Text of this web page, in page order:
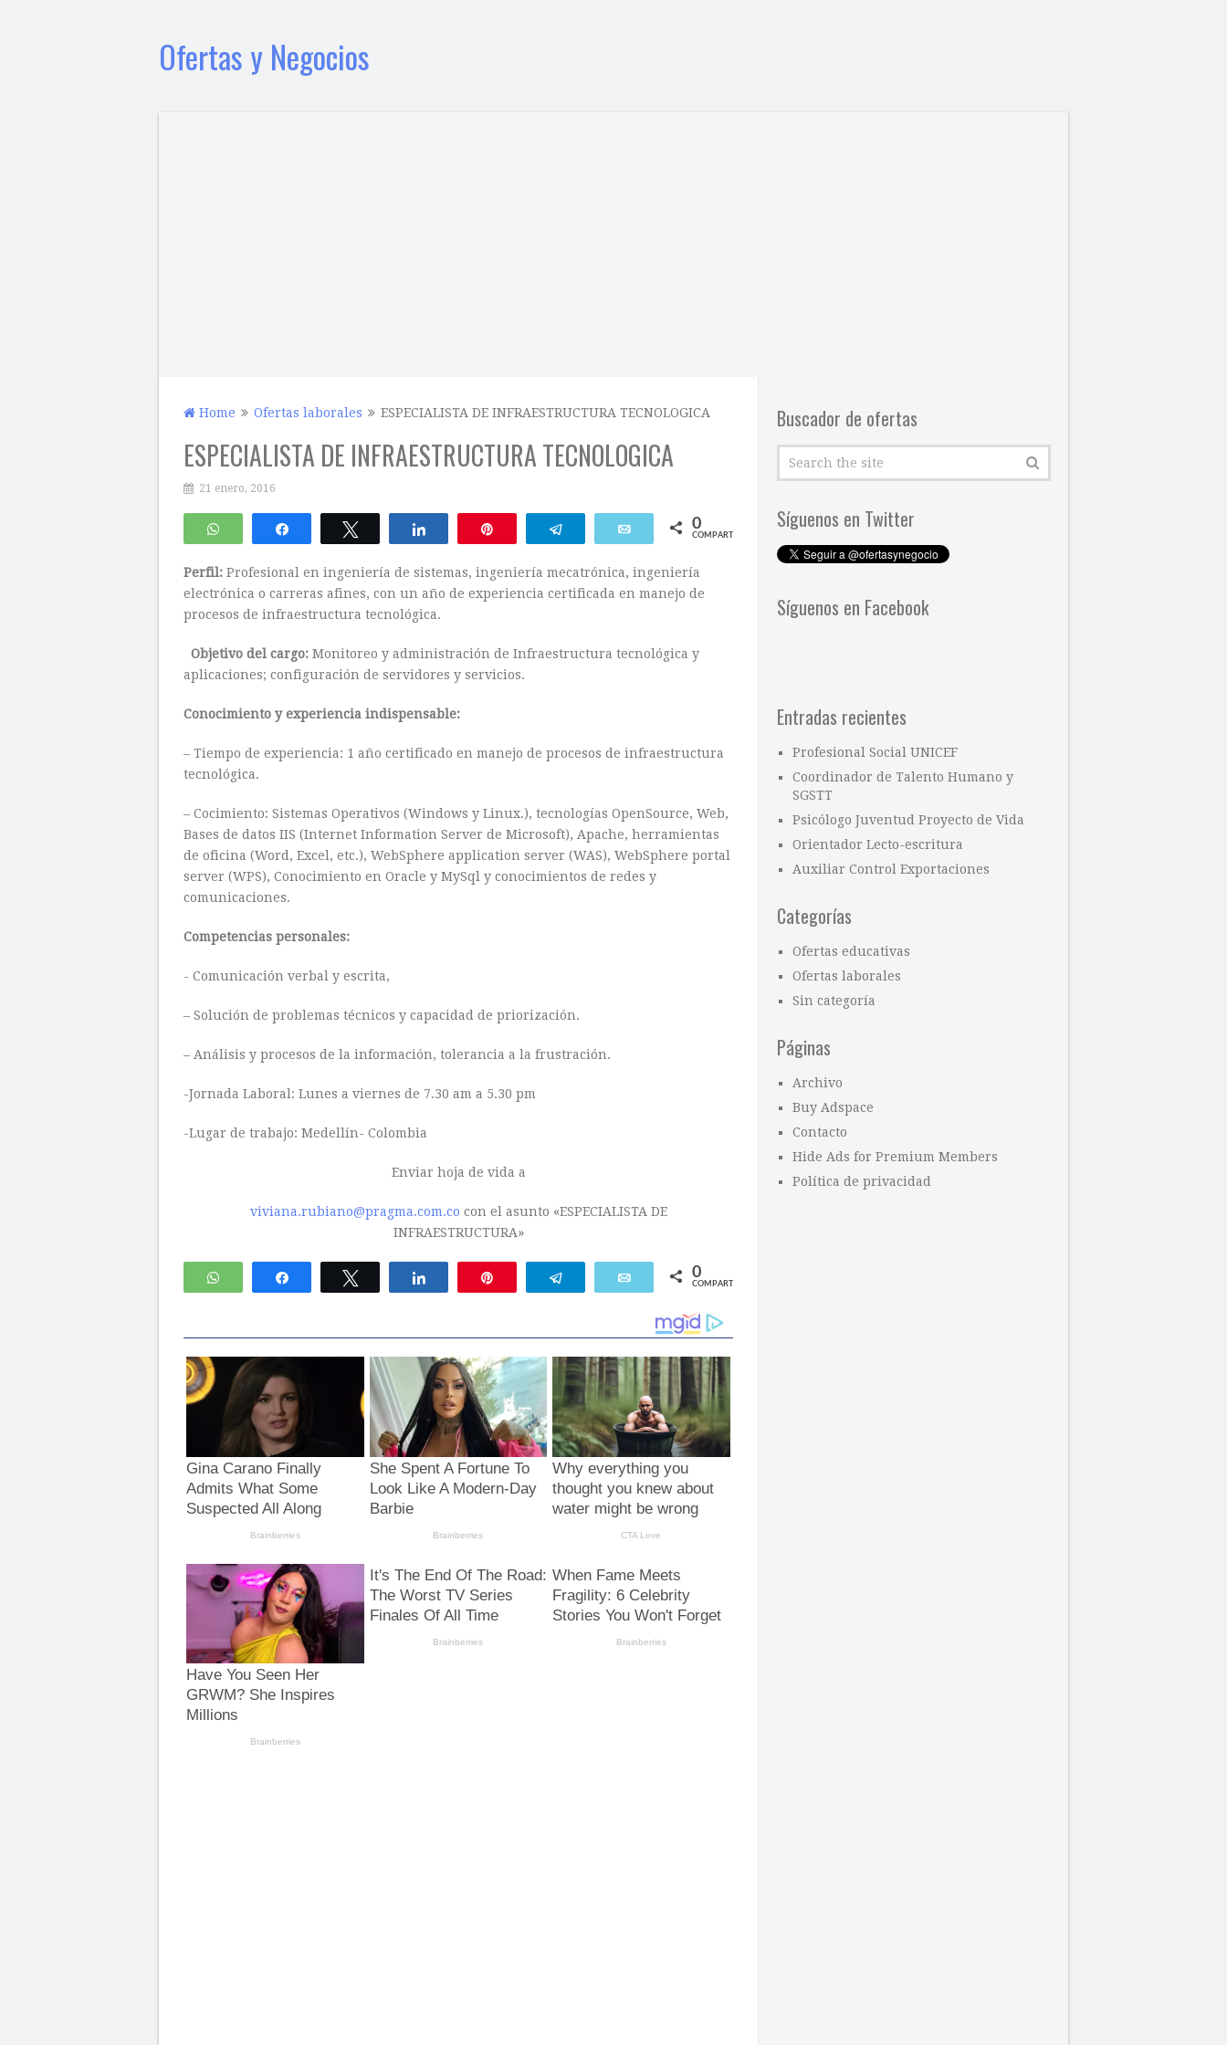
Ofertas y Negocios
Home Ofertas laborales ESPECIALISTA DE INFRAESTRUCTURA TECNOLOGICA
ESPECIALISTA DE INFRAESTRUCTURA TECNOLOGICA
21 enero, 2016
WhatsApp Compartir Twittear Compartir Telegram Email 0
COMPARTIR
Perfil: Profesional en ingeniería de sistemas, ingeniería mecatrónica, ingeniería
electrónica o carreras afines, con un año de experiencia certificada en manejo de
procesos de infraestructura tecnológica.
Objetivo del cargo: Monitoreo y administración de Infraestructura tecnológica y
aplicaciones; configuración de servidores y servicios.
Conocimiento y experiencia indispensable:
– Tiempo de experiencia: 1 año certificado en manejo de procesos de infraestructura
tecnológica.
– Cocimiento: Sistemas Operativos (Windows y Linux.), tecnologías OpenSource, Web,
Bases de datos IIS (Internet Information Server de Microsoft), Apache, herramientas
de oficina (Word, Excel, etc.), WebSphere application server (WAS), WebSphere portal
server (WPS), Conocimiento en Oracle y MySql y conocimientos de redes y
comunicaciones.
Competencias personales:
​- Comunicación​ verbal y escrita, ​
– Solución de problemas técnicos y ​capacidad de priorización.
– Análisis y procesos de la información, tolerancia a la frustración.
​-Jornada Laboral: Lunes a viernes de 7.30 am a 5.30 pm
-Lugar de trabajo: Medellín- Colombia​
Enviar hoja de vida a
viviana.rubiano@pragma.com.co con el asunto «ESPECIALISTA DE
INFRAESTRUCTURA»
WhatsApp Compartir Twittear Compartir Telegram Email 0
COMPARTIR
Buscador de ofertas
Síguenos en Twitter
Síguenos en Facebook
Entradas recientes
Profesional Social UNICEF
Coordinador de Talento Humano y
SGSTT
Psicólogo Juventud Proyecto de Vida
Orientador Lecto-escritura
Auxiliar Control Exportaciones
Categorías
Ofertas educativas
Ofertas laborales
Sin categoría
Páginas
Archivo
Buy Adspace
Contacto
Hide Ads for Premium Members
Política de privacidad